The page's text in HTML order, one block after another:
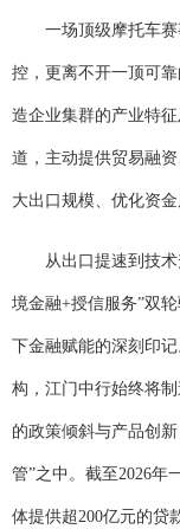
一场顶级摩托车
控，更离不开一顶可
造企业集群的产业特
道，主动提供贸易融
大出口规模、优化资金
从出口提速到技
境金融+授信服务”双
下金融赋能的深刻印
构，江门中行始终将
的政策倾斜与产品创
管”之中。截至2026年
体提供超200亿元的贷